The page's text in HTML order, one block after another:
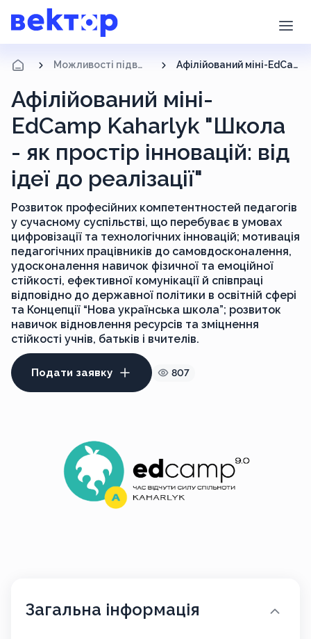
Можливості підвищення кваліфікації Афілійований міні-EdCamp Kaharlyk "Школа - як простір інновацій: від ідеї до реалізації"
Афілійований міні-
EdCamp Kaharlyk "Школа
- як простір інновацій: від
ідеї до реалізації"
Розвиток професійних компетентностей педагогів
у сучасному суспільстві, що перебуває в умовах
цифровізації та технологічних інновацій; мотивація
педагогічних працівників до самовдосконалення,
удосконалення навичок фізичної та емоційної
стійкості, ефективної комунікації й співпраці
відповідно до державної політики в освітній сфері
та Концепції “Нова українська школа”; розвиток
навичок відновлення ресурсів та зміцнення
стійкості учнів, батьків і вчителів.
Подати заявку 807
Загальна інформація